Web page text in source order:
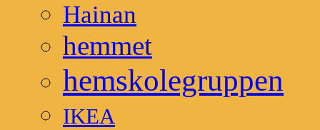
Hainan
hemmet
hemskolegruppen
IKEA